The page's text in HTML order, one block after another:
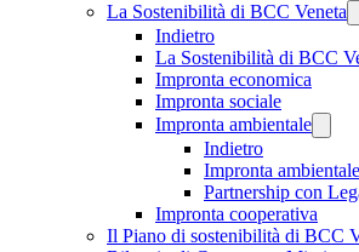
La Sostenibilità di BCC Veneta
Indietro
La Sostenibilità di BCC
Impronta economica
Impronta sociale
Impronta ambientale
Indietro
Impronta ambientale
Partnership con
Impronta cooperativa
Il Piano di sostenibilità di BCC